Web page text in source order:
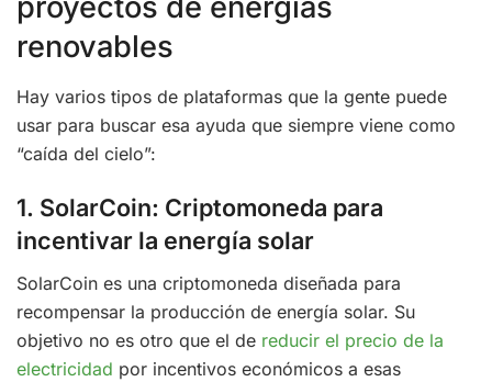
proyectos de energías
renovables
Hay varios tipos de plataformas que la gente puede
usar para buscar esa ayuda que siempre viene como
“caída del cielo”:
1. SolarCoin: Criptomoneda para
incentivar la energía solar
SolarCoin es una criptomoneda diseñada para
recompensar la producción de energía solar. Su
objetivo no es otro que el de reducir el precio de la
electricidad por incentivos económicos a esas